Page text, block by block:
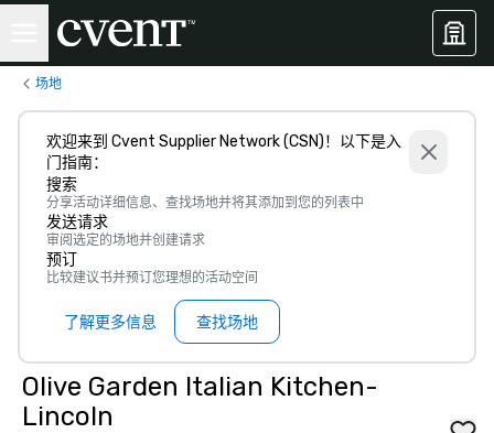
场地
欢迎来到 Cvent Supplier Network (CSN)！以下是入
门指南：
搜索
分享活动详细信息、查找场地并将其添加到您的列表中
发送请求
审阅选定的场地并创建请求
预订
比较建议书并预订您理想的活动空间
了解更多信息 查找场地
Olive Garden Italian Kitchen-
Lincoln